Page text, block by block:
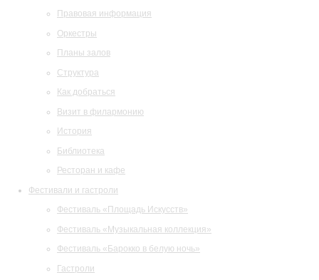
Правовая информация
Оркестры
Планы залов
Структура
Как добраться
Визит в филармонию
История
Библиотека
Ресторан и кафе
Фестивали и гастроли
Фестиваль «Площадь Искусств»
Фестиваль «Музыкальная коллекция»
Фестиваль «Барокко в белую ночь»
Гастроли